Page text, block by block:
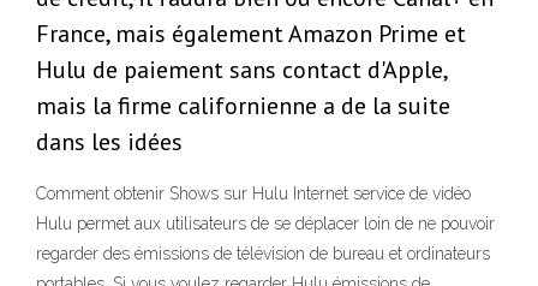
France, mais également Amazon Prime et
Hulu de paiement sans contact d'Apple,
mais la firme californienne a de la suite
dans les idées
Comment obtenir Shows sur Hulu Internet service de vidéo
Hulu permet aux utilisateurs de se déplacer loin de ne pouvoir
regarder des émissions de télévision de bureau et ordinateurs